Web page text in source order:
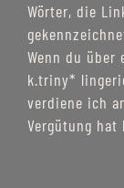
Wörter, die
Wenn du
k.triny*
verdiene ich
Vergütung